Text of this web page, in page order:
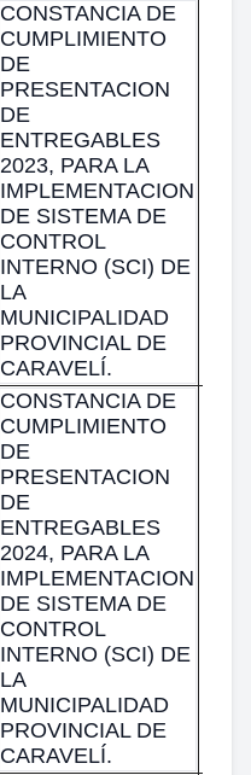
CONSTANCIA DE
CUMPLIMIENTO
DE
PRESENTACION
DE
ENTREGABLES
2023, PARA LA
IMPLEMENTACION
DE SISTEMA DE
CONTROL
INTERNO (SCI) DE
LA
MUNICIPALIDAD
PROVINCIAL DE
CARAVELÍ.
CONSTANCIA DE
CUMPLIMIENTO
DE
PRESENTACION
DE
ENTREGABLES
2024, PARA LA
IMPLEMENTACION
DE SISTEMA DE
CONTROL
INTERNO (SCI) DE
LA
MUNICIPALIDAD
PROVINCIAL DE
CARAVELÍ.